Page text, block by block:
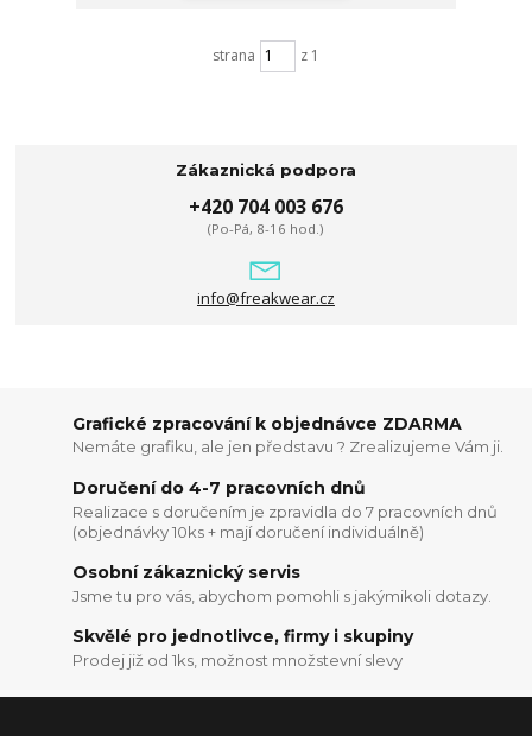
strana z 1
Zákaznická podpora
+420 704 003 676
(Po-Pá, 8-16 hod.)
info@freakwear.cz
Grafické zpracování k objednávce ZDARMA
Nemáte grafiku, ale jen představu ? Zrealizujeme Vám ji.
Doručení do 4-7 pracovních dnů
Realizace s doručením je zpravidla do 7 pracovních dnů
(objednávky 10ks + mají doručení individuálně)
Osobní zákaznický servis
Jsme tu pro vás, abychom pomohli s jakýmikoli dotazy.
Skvělé pro jednotlivce, firmy i skupiny
Prodej již od 1ks, možnost množstevní slevy